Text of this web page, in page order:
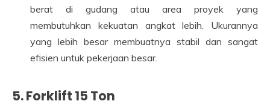
berat di gudang atau area proyek yang
membutuhkan kekuatan angkat lebih. Ukurannya
yang lebih besar membuatnya stabil dan sangat
efisien untuk pekerjaan besar.
5.Forklift 15 Ton